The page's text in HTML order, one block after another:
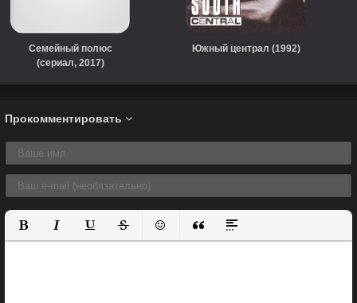
Семейный полюс
(сериал, 2017)
Южный централ (1992)
Прокомментировать
Полужирный
КурсивПодчеркнутый
ЗачеркнутыйВставить смайлик
Вставка цитаты
Вставка спойлера